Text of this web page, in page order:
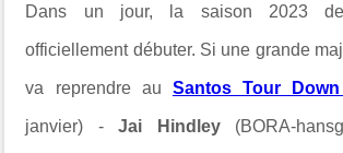
Dans un jour, la saison 2023
officiellement débuter. Si une grande
va reprendre au Santos Tour
janvier) -Jai Hindley(BORA-